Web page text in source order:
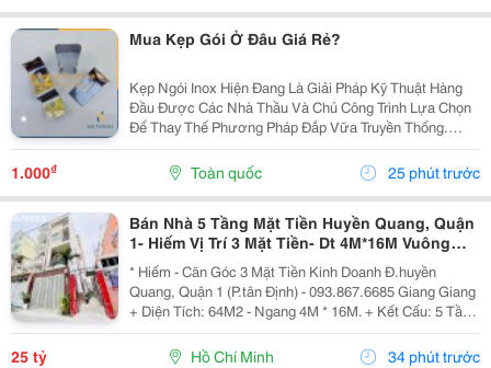
Mua Kẹp Gói Ở Đâu Giá Rẻ?
Kẹp Ngói Inox Hiện Đang Là Giải Pháp Kỹ Thuật Hàng
Đầu Được Các Nhà Thầu Và Chủ Công Trình Lựa Chọn
Để Thay Thế Phương Pháp Đắp Vữa Truyền Thống.
Trong Thi Công Mái Ngói Hiện Đại, Hệ Thống Mái Không
Chỉ Cần Đẹp Mà Phải Đảm Bảo Độ Bền Tuyệt Đối
Trước...
1.000₫ Toàn quốc 25 phút trước
Bán Nhà 5 Tầng Mặt Tiền Huyền Quang, Quận
1- Hiếm Vị Trí 3 Mặt Tiền- Dt 4M*16M Vuông
Đẹp- Chính Chủ Giang Giang Xem Nhà
* Hiếm - Căn Góc 3 Mặt Tiền Kinh Doanh Đ.huyền
Quang, Quận 1 (P.tân Định) - 093.867.6685 Giang Giang
+ Diện Tích: 64M2 - Ngang 4M * 16M. + Kết Cấu: 5 Tầng
Mới Btct - Sân Thượng - 5Pn. + Sổ Hồng Vuông Đẹp -
Hoàn Công Chuẩn. + Chủ Chào: 25T. *...
25 tỷ Hồ Chí Minh 34 phút trước